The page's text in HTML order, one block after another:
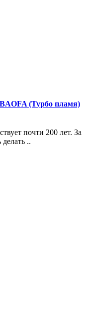
(Турбо пламя)
почти 200 лет. За
..